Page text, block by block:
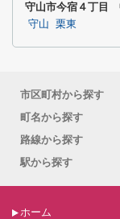
守山市今宿４丁目
守山 栗東
市区町村から探す
町名から探す
路線から探す
駅から探す
ホーム